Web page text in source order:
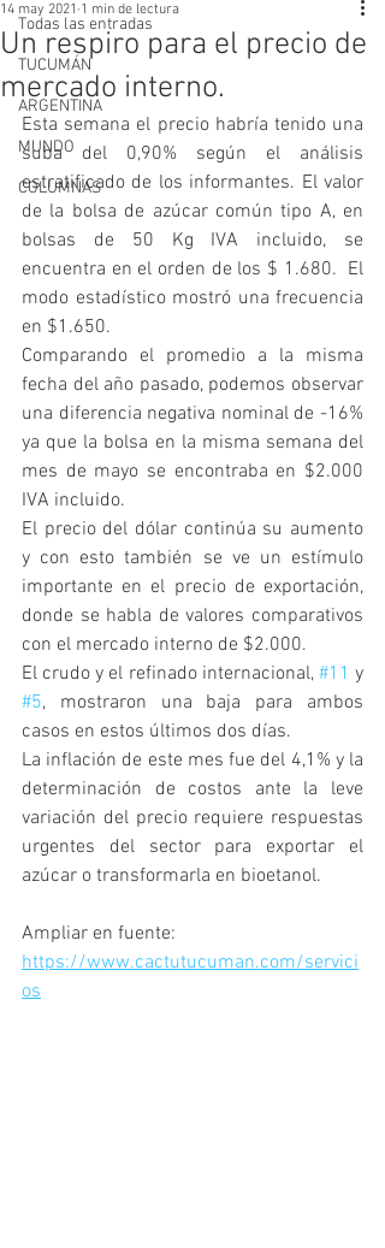
Todas las entradas
TUCUMÁN
ARGENTINA
MUNDO
COLUMNAS
Un respiro para el precio de
mercado interno.
14 may 2021 1 min de lectura
Esta semana el precio habría tenido una
suba del 0,90% según el análisis
estratificado de los informantes. El valor
de la bolsa de azúcar común tipo A, en
bolsas de 50 Kg IVA incluido, se
encuentra en el orden de los $ 1.680.  El
modo estadístico mostró una frecuencia
en $1.650.
Comparando el promedio a la misma
fecha del año pasado, podemos observar
una diferencia negativa nominal de -16%
ya que la bolsa en la misma semana del
mes de mayo se encontraba en $2.000
IVA incluido.
El precio del dólar continúa su aumento
y con esto también se ve un estímulo
importante en el precio de exportación,
donde se habla de valores comparativos
con el mercado interno de $2.000.
El crudo y el refinado internacional, #11
#5, mostraron una baja para ambos
casos en estos últimos dos días.
La inflación de este mes fue del 4,1% y la
determinación de costos ante la leve
variación del precio requiere respuestas
urgentes del sector para exportar el
azúcar o transformarla en bioetanol.
Ampliar en fuente:
https://www.cactutucuman.com/servici
os